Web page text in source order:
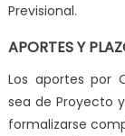
Previsional.
APORTES Y
Los aportes por
sea de Proyecto
formalizarse